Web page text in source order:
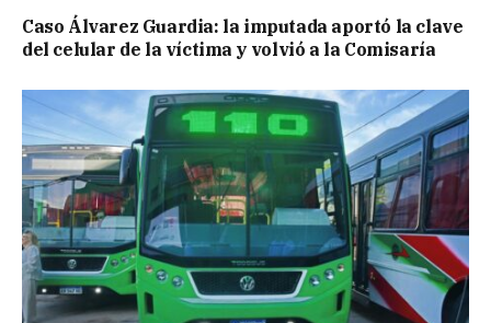
Caso Álvarez Guardia: la imputada aportó la clave
del celular de la víctima y volvió a la Comisaría